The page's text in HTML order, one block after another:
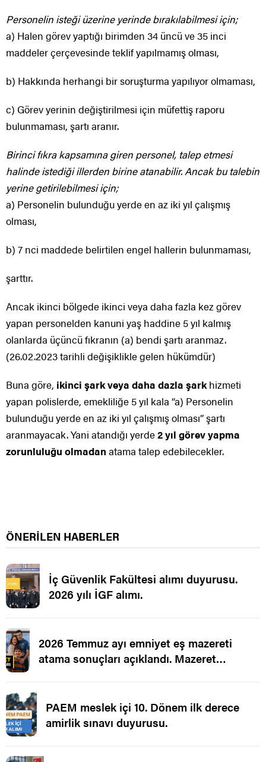
Personelin isteği üzerine yerinde bırakılabilmesi için;
a) Halen görev yaptığı birimden 34 üncü ve 35 inci
maddeler çerçevesinde teklif yapılmamış olması,
b) Hakkında herhangi bir soruşturma yapılıyor olmaması,
c) Görev yerinin değiştirilmesi için müfettiş raporu
bulunmaması, şartı aranır.
Birinci fıkra kapsamına giren personel, talep etmesi
halinde istediği illerden birine atanabilir. Ancak bu talebin
yerine getirilebilmesi için;
a) Personelin bulunduğu yerde en az iki yıl çalışmış
olması,
b) 7 nci maddede belirtilen engel hallerin bulunmaması,
şarttır.
Ancak ikinci bölgede ikinci veya daha fazla kez görev
yapan personelden kanuni yaş haddine 5 yıl kalmış
olanlarda üçüncü fıkranın (a) bendi şartı aranmaz.
(26.02.2023 tarihli değişiklikle gelen hükümdür)
Buna göre, ikinci şark veya daha dazla şarkhizmeti
yapan polislerde, emekliliğe 5 yıl kala “a) Personelin
bulunduğu yerde en az iki yıl çalışmış olması” şartı
aranmayacak. Yani atandığı yerde2 yıl görev yapma
zorunluluğu olmadan atama talep edebilecekler.
ÖNERİLEN HABERLER
İç Güvenlik Fakültesi alımı duyurusu.
2026 yılı İGF alımı.
2026 Temmuz ayı emniyet eş mazereti
atama sonuçları açıklandı. Mazeret
PAEM meslek içi 10. Dönem ilk derece
amirlik sınavı duyurusu.